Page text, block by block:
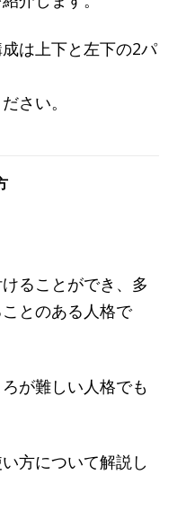
は上下と左下の2パ
さい。
ることができ、多
とのある人格で
が難しい人格でも
方について解説し